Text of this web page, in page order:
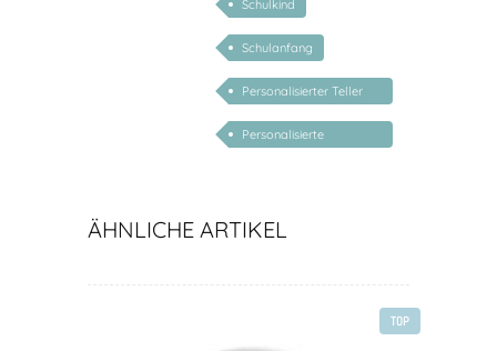
Schulkind
Schulanfang
Personalisierter Teller
Schulanfang
Personalisierte
ÄHNLICHE ARTIKEL
TOP